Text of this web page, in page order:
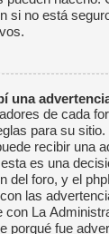
si no está
una
de cada
para su
recibir una
es una
del foro, y el
las
con La
porqué fue